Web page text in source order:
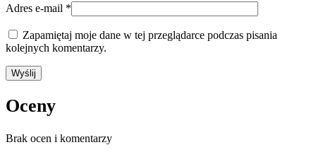
Adres e-mail *
Zapamiętaj moje dane w tej przeglądarce podczas pisania
kolejnych komentarzy.
Oceny
Brak ocen i komentarzy